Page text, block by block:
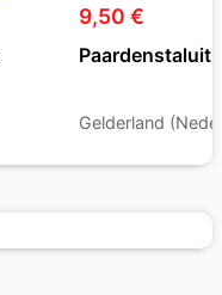
9,50 €
Gelderland